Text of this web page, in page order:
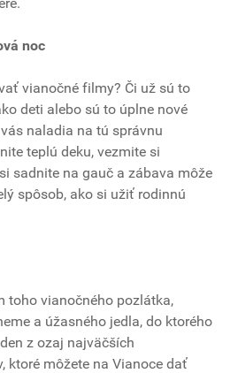
noc
vianočné filmy? Či už sú to
deti alebo sú to úplne nové
naladia na tú správnu
teplú deku, vezmite si
sadnite na gauč a zábava môže
spôsob, ako si užiť rodinnú
toho vianočného pozlátka,
a úžasného jedla, do ktorého
z ozaj najväčších
ktoré môžete na Vianoce dať